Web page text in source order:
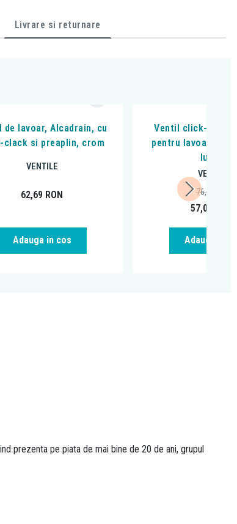
Livrare si returnare
de lavoar, Alcadrain, cu
clack si preaplin, crom
VENTILE
62,69 RON
Adauga in cos
Ventil click-clack
pentru lavoar si
lucios
VENTILE
57,00
76,14
Adauga in
prezenta pe piata de mai bine de 20 de ani, grupul